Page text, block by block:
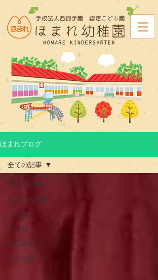
ほまれブログ
全ての記事
みんなの行事
そら組
にじ組
きのみ組
ふたば組
全ての記事